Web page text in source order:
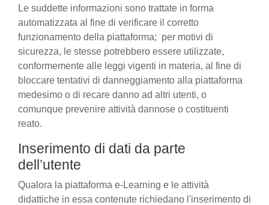
Le suddette informazioni sono trattate in forma
automatizzata al fine di verificare il corretto
funzionamento della piattaforma; per motivi di
sicurezza, le stesse potrebbero essere utilizzate,
conformemente alle leggi vigenti in materia, al fine di
bloccare tentativi di danneggiamento alla piattaforma
medesimo o di recare danno ad altri utenti, o
comunque prevenire attività dannose o costituenti
reato.
Inserimento di dati da parte
dell’utente
Qualora la piattaforma e-Learning e le attività
didattiche in essa contenute richiedano l'inserimento di